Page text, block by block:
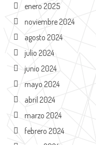
enero 2025
noviembre 2024
agosto 2024
julio 2024
junio 2024
mayo 2024
abril 2024
marzo 2024
febrero 2024